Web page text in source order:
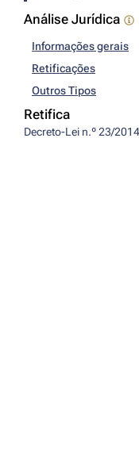
Análise Jurídica
Informações gerais
Retificações
Outros Tipos
Retifica
Decreto-Lei n.º 23/2014